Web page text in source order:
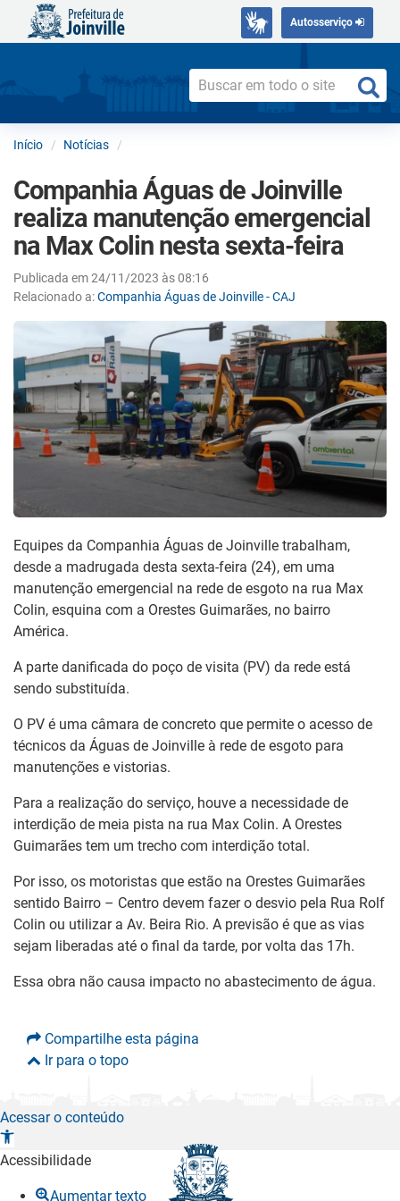
Autosserviço
Início Notícias
Companhia Águas de Joinville
realiza manutenção emergencial
na Max Colin nesta sexta-feira
Publicada em 24/11/2023 às 08:16
Relacionado a:Companhia Águas de Joinville - CAJ
Equipes da Companhia Águas de Joinville trabalham,
desde a madrugada desta sexta-feira (24), em uma
manutenção emergencial na rede de esgoto na rua Max
Colin, esquina com a Orestes Guimarães, no bairro
América.
A parte danificada do poço de visita (PV) da rede está
sendo substituída.
O PV é uma câmara de concreto que permite o acesso de
técnicos da Águas de Joinville à rede de esgoto para
manutenções e vistorias.
Para a realização do serviço, houve a necessidade de
interdição de meia pista na rua Max Colin. A Orestes
Guimarães tem um trecho com interdição total.
Por isso, os motoristas que estão na Orestes Guimarães
sentido Bairro – Centro devem fazer o desvio pela Rua Rolf
Colin ou utilizar a Av. Beira Rio. A previsão é que as vias
sejam liberadas até o final da tarde, por volta das 17h.
Essa obra não causa impacto no abastecimento de água.
Compartilhe esta página
Ir para o topo
Acessar o conteúdo
A
b
Acessibilidade
Aumentar texto